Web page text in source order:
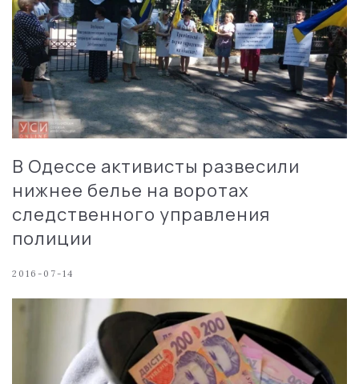
В Одессе активисты развесили
нижнее белье на воротах
следственного управления
полиции
2016-07-14